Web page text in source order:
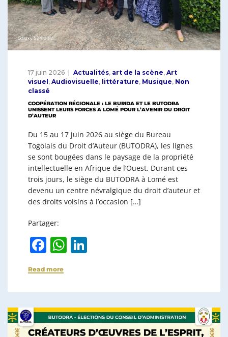
17 juin 2026 Actualités, art de la scène, Art
visuel , Audiovisuelle, littérature, Musique, Non
classé
COOPÉRATION RÉGIONALE : LE BURIDA ET LE BUTODRA
UNISSENT LEURS FORCES A LOMÉ POUR L’AVENIR DU DROIT
D’AUTEUR
Du 15 au 17 juin 2026 au siège du Bureau
Togolais du Droit d’Auteur (BUTODRA), les lignes
se sont bougées dans le paysage de la propriété
intellectuelle en Afrique de l’Ouest. Durant ces
trois jours, le siège du BUTODRA à Lomé est
devenu un centre névralgique du droit d’auteur et
des droits voisins à l’occasion […]
Partager:
F
c
e
b
o
W
s
A
p
e
dI
n
Read more